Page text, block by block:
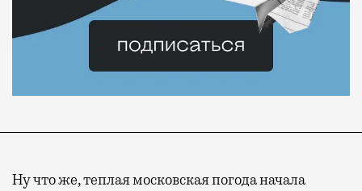
Ну что же, теплая московская погода начала